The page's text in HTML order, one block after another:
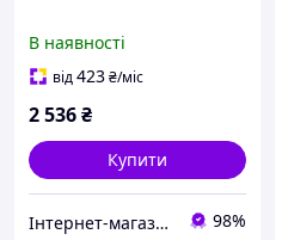
В наявності
від423₴/міс
2 536₴
Купити
Інтернет-магазин "Carmen" 98%